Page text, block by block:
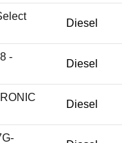
Diesel
-
Diesel
Diesel